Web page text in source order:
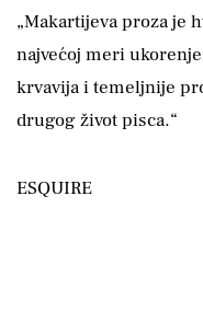
„Makartijeva proza je
najvećoj meri
krvavija i temeljnije
drugog život pisca.“
ESQUIRE